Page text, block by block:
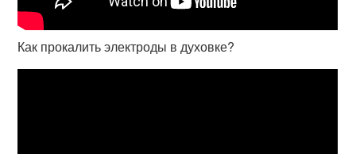
Как прокалить электроды в духовке?